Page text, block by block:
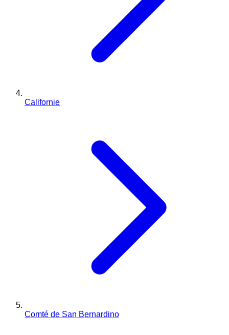
Californie
Comté de San Bernardino